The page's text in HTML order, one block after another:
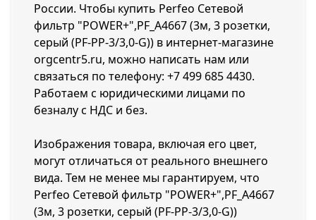
России. Чтобы купить Perfeo Сетевой
фильтр "POWER+",PF_A4667 (3м, 3 розетки,
серый (PF-PP-3/3,0-G)) в интернет-магазине
orgcentr5.ru, можно написать нам или
связаться по телефону: +7 499 685 4430.
Работаем с юридическими лицами по
безналу с НДС и без.
Изображения товара, включая его цвет,
могут отличаться от реального внешнего
вида. Тем не менее мы гарантируем, что
Perfeo Сетевой фильтр "POWER+",PF_A4667
(3м, 3 розетки, серый (PF-PP-3/3,0-G))